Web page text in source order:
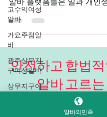
고수익여성
알바
가요주점알
바
광주상무지
구여성알바
상무지구여
알바플랫폼 고개및 최고의
폼 구인구직일자리알아보기
알바 플랫폼들은 일과 개인
요시하는 근로자들에게 특
습니다. 가장 대표적인 플랫
국’, ‘알바천하닷컴’, 그리고 ‘
니다. 각 플랫폼이 제공하는
살펴보겠습니다. 유연한 근
유연한 근무시간은 현대 직
안전하고 합법적
알바의민족